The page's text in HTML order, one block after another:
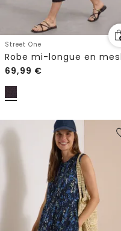
Street One
69,99 €